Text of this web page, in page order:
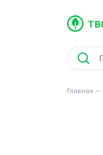
Главная